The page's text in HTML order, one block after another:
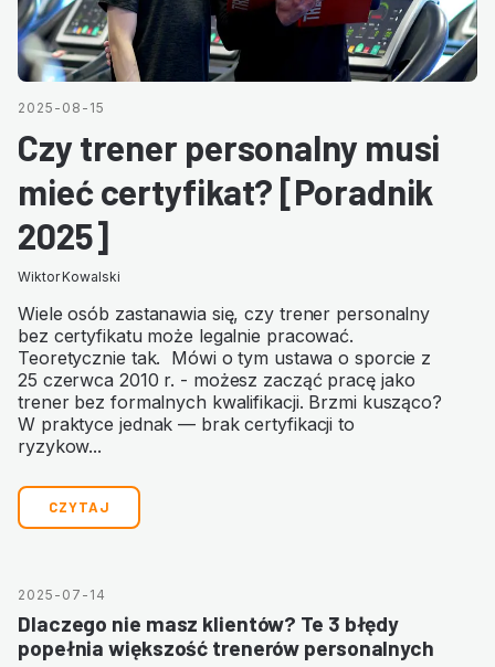
2025-08-15
Czy trener personalny musi
mieć certyfikat? [Poradnik
2025]
Wiktor Kowalski
Wiele osób zastanawia się, czy trener personalny
bez certyfikatu może legalnie pracować.
Teoretycznie tak. Mówi o tym ustawa o sporcie z
25 czerwca 2010 r. - możesz zacząć pracę jako
trener bez formalnych kwalifikacji. Brzmi kusząco?
W praktyce jednak — brak certyfikacji to
ryzykow...
CZYTAJ
2025-07-14
Dlaczego nie masz klientów? Te 3 błędy
popełnia większość trenerów personalnych